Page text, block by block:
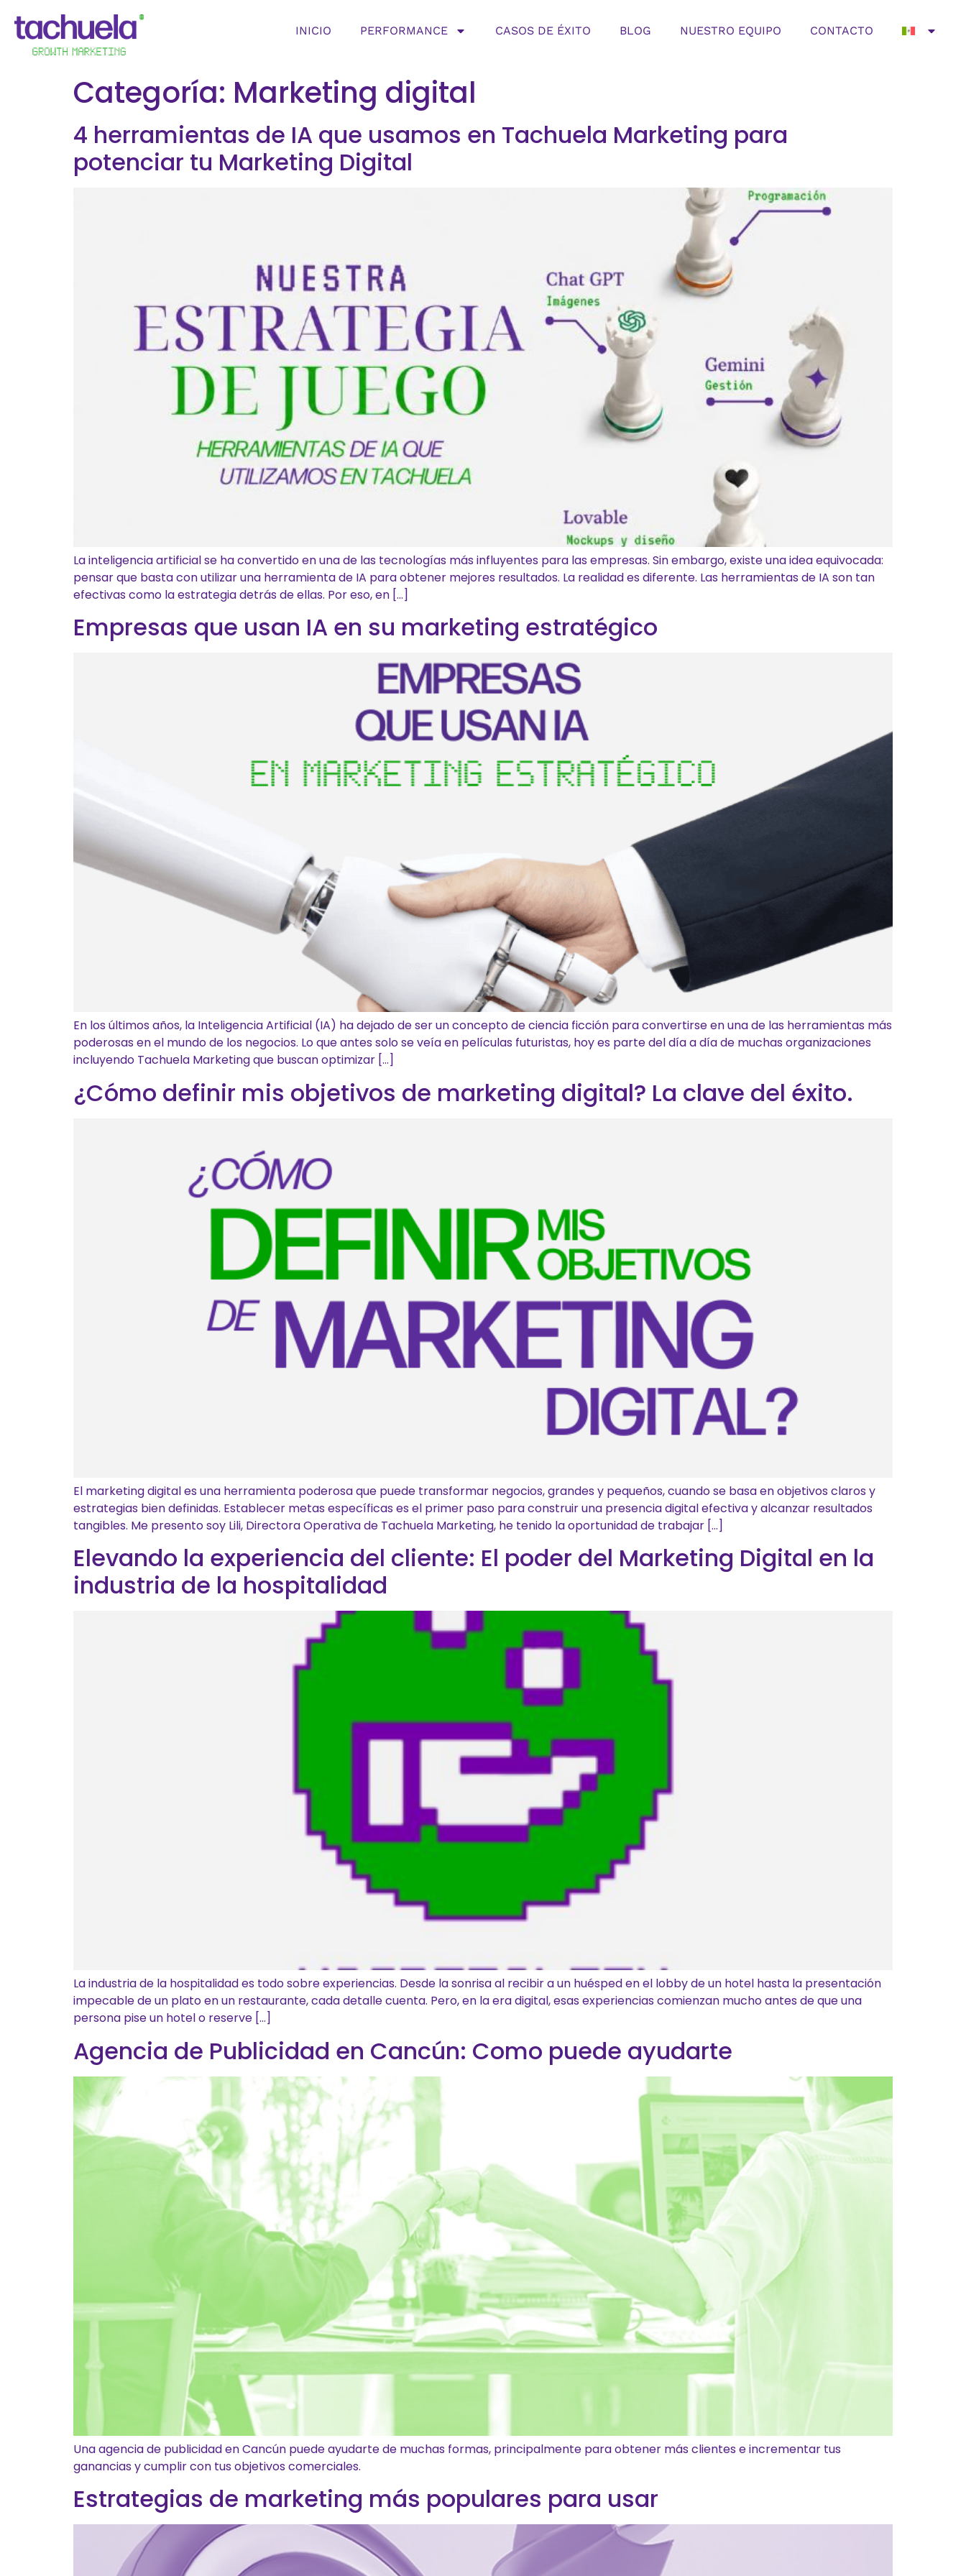
INICIO PERFORMANCE CASOS DE ÉXITO BLOG NUESTRO EQUIPO CONTACTO
Categoría: Marketing digital
4 herramientas de IA que usamos en Tachuela Marketing para
potenciar tu Marketing Digital
La inteligencia artificial se ha convertido en una de las tecnologías más influyentes para las empresas. Sin embargo, existe una idea equivocada:
pensar que basta con utilizar una herramienta de IA para obtener mejores resultados. La realidad es diferente. Las herramientas de IA son tan
efectivas como la estrategia detrás de ellas. Por eso, en […]
Empresas que usan IA en su marketing estratégico
En los últimos años, la Inteligencia Artificial (IA) ha dejado de ser un concepto de ciencia ficción para convertirse en una de las herramientas más
poderosas en el mundo de los negocios. Lo que antes solo se veía en películas futuristas, hoy es parte del día a día de muchas organizaciones
incluyendo Tachuela Marketing que buscan optimizar […]
¿Cómo definir mis objetivos de marketing digital? La clave del éxito.
El marketing digital es una herramienta poderosa que puede transformar negocios, grandes y pequeños, cuando se basa en objetivos claros y
estrategias bien definidas. Establecer metas específicas es el primer paso para construir una presencia digital efectiva y alcanzar resultados
tangibles. Me presento soy Lili, Directora Operativa de Tachuela Marketing, he tenido la oportunidad de trabajar […]
Elevando la experiencia del cliente: El poder del Marketing Digital en la
industria de la hospitalidad
La industria de la hospitalidad es todo sobre experiencias. Desde la sonrisa al recibir a un huésped en el lobby de un hotel hasta la presentación
impecable de un plato en un restaurante, cada detalle cuenta. Pero, en la era digital, esas experiencias comienzan mucho antes de que una
persona pise un hotel o reserve […]
Agencia de Publicidad en Cancún: Como puede ayudarte
Una agencia de publicidad en Cancún puede ayudarte de muchas formas, principalmente para obtener más clientes e incrementar tus
ganancias y cumplir con tus objetivos comerciales.
Estrategias de marketing más populares para usar